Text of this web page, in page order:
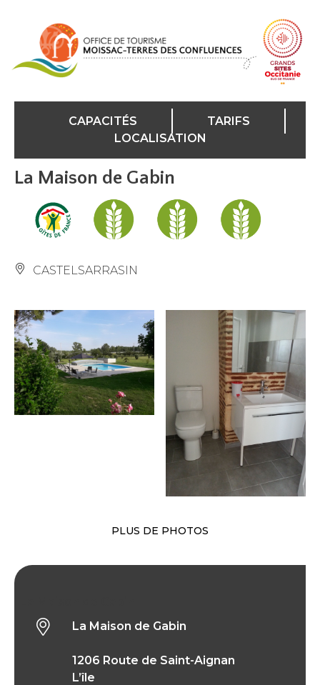
CAPACITÉS
TARIFS
LOCALISATION
La Maison de Gabin
CASTELSARRASIN
PLUS DE PHOTOS
La Maison de Gabin
1206 Route de Saint-Aignan
L’île